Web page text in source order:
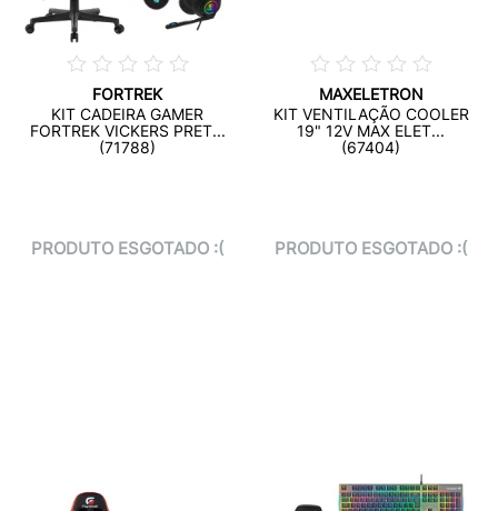
FORTREK
KIT CADEIRA GAMER
FORTREK VICKERS PRET...
(71788)
PRODUTO ESGOTADO :(
MAXELETRON
KIT VENTILAÇÃO COOLER
19" 12V MAX ELET...
(67404)
PRODUTO ESGOTADO :(